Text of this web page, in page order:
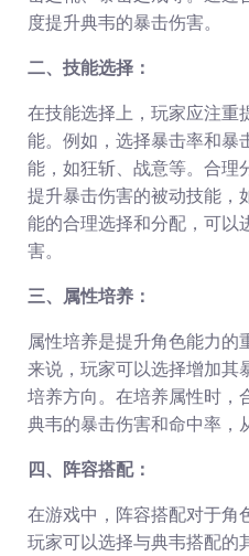
度提升典韦的暴击伤害。
二、技能选择：
在技能选择上，玩家应注重
能。例如，选择暴击率和暴
能，如狂斩、战意等。合理
提升暴击伤害的被动技能，
能的合理选择和分配，可以
害。
三、属性培养：
属性培养是提升角色能力的
来说，玩家可以选择增加其
培养方向。在培养属性时，
典韦的暴击伤害和命中率，
四、阵容搭配：
在游戏中，阵容搭配对于角
玩家可以选择与典韦搭配的